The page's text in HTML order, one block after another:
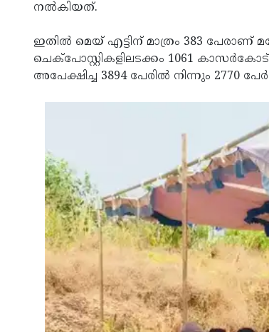
നല്‍കിയത്.
ഇതില്‍ മെയ് എട്ടിന് മാത്രം 383 പേരാണ്
ചെക്പോസ്റ്റികളിലടക്കം 1061
അപേക്ഷിച്ച 3894 പേരില്‍ നിന്നും 2770